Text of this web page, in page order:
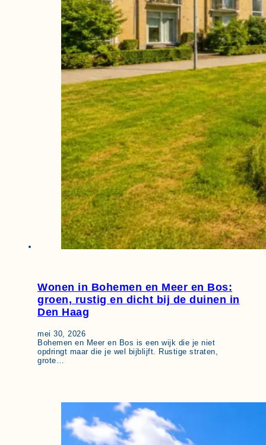
Wonen in Bohemen en Meer en Bos:
groen, rustig en dicht bij de duinen in
Den Haag
mei 30, 2026
Bohemen en Meer en Bos is een wijk die je niet
opdringt maar die je wel bijblijft. Rustige straten,
grote…